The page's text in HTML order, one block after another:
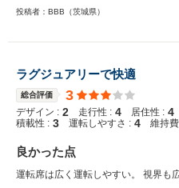
投稿者：BBB（茨城県）
ラグジュアリーで快適
総合評価 3
デザイン : 2 走行性 : 4 居住性 : 4
積載性 : 3 運転しやすさ : 4 維持
良かった点
運転席は広く運転しやすい。 視界も